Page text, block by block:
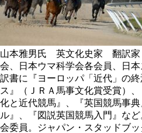
山本雅男氏 英文化史家 翻訳
会、日本ウマ科学会各会員、日
訳書に『ヨーロッパ「近代」の
ス』（ＪＲＡ馬事文化賞受賞）
化と近代競馬』、『英国競馬事
ル』、『図説英国競馬入門』な
会委員。ジャパン・スタッドブ